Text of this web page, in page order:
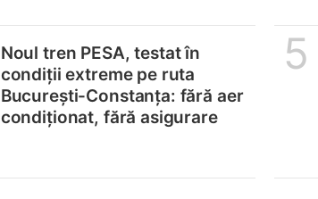
Noul tren PESA, testat în
condiții extreme pe ruta
București-Constanța: fără aer
condiționat, fără asigurare
5